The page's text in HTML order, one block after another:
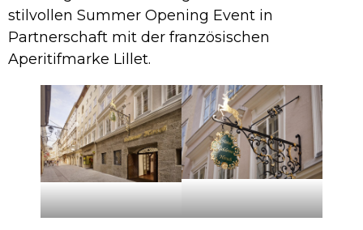
stilvollen Summer Opening Event in
Partnerschaft mit der französischen
Aperitifmarke Lillet.